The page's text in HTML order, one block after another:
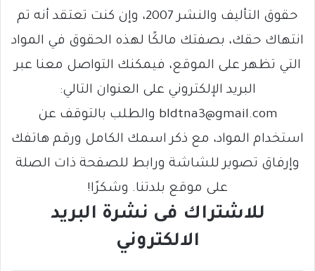
حقوق التأليف والنشر 2007، وإن كنت تعتقد أنه تم
انتهاك حقك، بصفتك مالكًا لهذه الحقوق في المواد
التي تظهر على الموقع، فيمكنك التواصل معنا عبر
البريد الإلكتروني على العنوان التالي:
bldtna3@gmail.com والطلب بالتوقف عن
استخدام المواد، مع ذكر اسمك الكامل ورقم هاتفك
وإرفاق تصوير للشاشة ورابط للصفحة ذات الصلة
على موقع بلدتنا. وشكرًا!
للاشتراك فى نشرة البريد
الالكتروني